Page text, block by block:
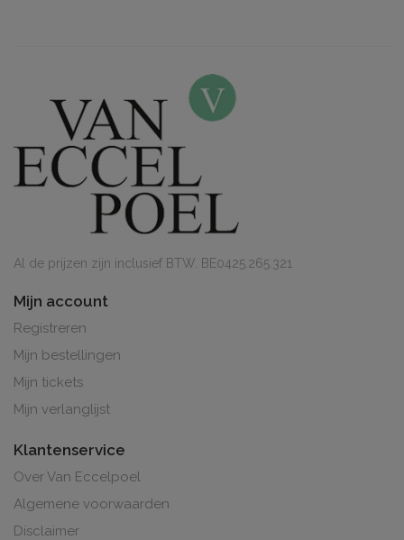
Al de prijzen zijn inclusief BTW. BE0425.265.321
Mijn account
Registreren
Mijn bestellingen
Mijn tickets
Mijn verlanglijst
Klantenservice
Over Van Eccelpoel
Algemene voorwaarden
Disclaimer